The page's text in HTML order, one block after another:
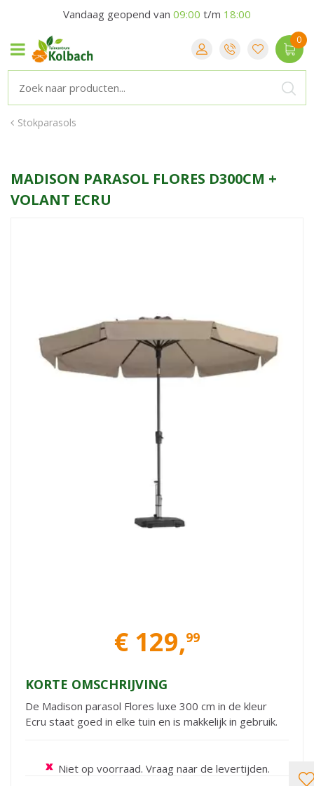
Stokparasols
Vandaag geopend van 09:00 t/m 18:00
MADISON PARASOL FLORES D300CM +
VOLANT ECRU
€ 129,99
KORTE OMSCHRIJVING
De Madison parasol Flores luxe 300 cm in de kleur
Ecru staat goed in elke tuin en is makkelijk in gebruik.
Niet op voorraad. Vraag naar de levertijden.